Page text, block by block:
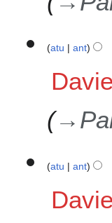
atu ant
→
1
atu ant